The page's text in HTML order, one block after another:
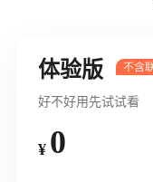
体验版
好不好用先试试看
¥ 0